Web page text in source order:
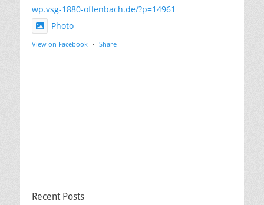
wp.vsg-1880-offenbach.de/?p=14961
Photo
View on Facebook · Share
Recent Posts